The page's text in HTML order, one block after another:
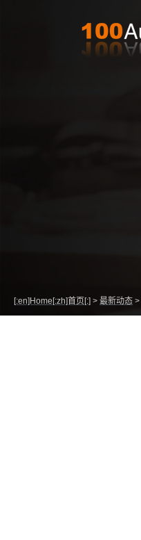
[:en]Home[:zh]首页[:] > 最新动态 >